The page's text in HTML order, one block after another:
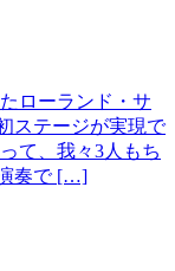
ローランド・サ
ステージが実現で
て、我々3人もち
奏で […]